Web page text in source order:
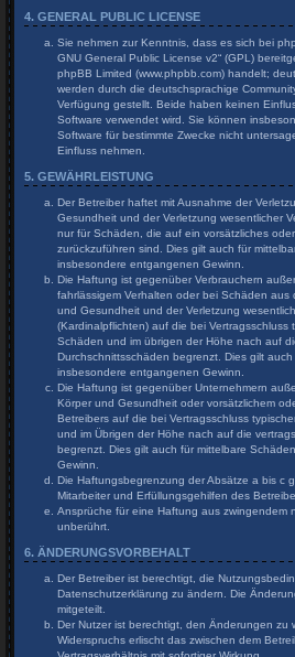
4. GENERAL PUBLIC LICENSE
Sie nehmen zur Kenntnis, dass es sich bei
GNU General Public License v2“ (GPL)
phpBB Limited (www.phpbb.com) handelt;
werden durch die deutschsprachige
Verfügung gestellt. Beide haben keinen
Software verwendet wird. Sie können
Software für bestimmte Zwecke nicht
Einfluss nehmen.
5. GEWÄHRLEISTUNG
Der Betreiber haftet mit Ausnahme der
Gesundheit und der Verletzung wesentlicher
nur für Schäden, die auf ein vorsätzliches
zurückzuführen sind. Dies gilt auch für
insbesondere entgangenen Gewinn.
Die Haftung ist gegenüber Verbrauchern
fahrlässigem Verhalten oder bei Schäden
und Gesundheit und der Verletzung
(Kardinalpflichten) auf die bei Vertragsschluss
Schäden und im übrigen der Höhe nach auf
Durchschnittsschäden begrenzt. Dies gilt
insbesondere entgangenen Gewinn.
Die Haftung ist gegenüber Unternehmern
Körper und Gesundheit oder vorsätzlichem
Betreibers auf die bei Vertragsschluss
und im Übrigen der Höhe nach auf die
begrenzt. Dies gilt auch für mittelbare
Gewinn.
Die Haftungsbegrenzung der Absätze a bis c
Mitarbeiter und Erfüllungsgehilfen des
Ansprüche für eine Haftung aus zwingendem
unberührt.
6. ÄNDERUNGSVORBEHALT
Der Betreiber ist berechtigt, die
Datenschutzerklärung zu ändern. Die
mitgeteilt.
Der Nutzer ist berechtigt, den Änderungen zu
Widerspruchs erlischt das zwischen dem